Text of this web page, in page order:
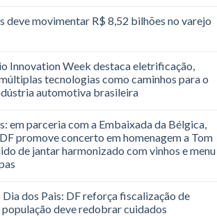
deve movimentar R$ 8,52 bilhões no varejo
Innovation Week destaca eletrificação,
tecnologias como caminhos para o
automotiva brasileira
em parceria com a Embaixada da Bélgica,
promove concerto em homenagem a Tom
de jantar harmonizado com vinhos e menu
Dia dos Pais: DF reforça fiscalização de
população deve redobrar cuidados